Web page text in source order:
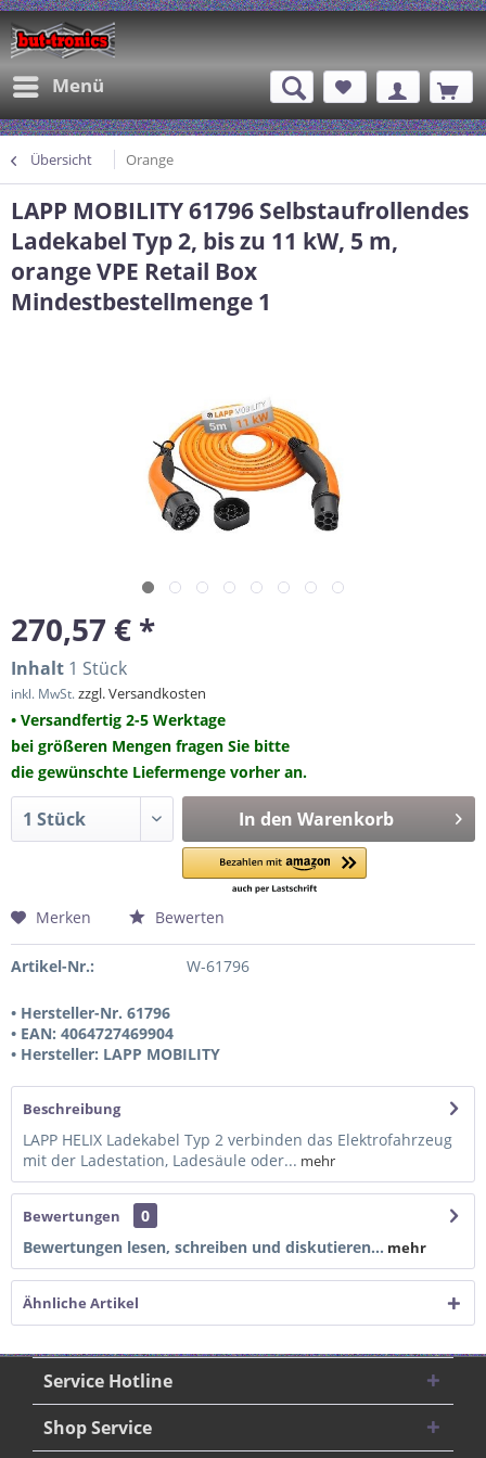
Menü
Übersicht Orange
LAPP MOBILITY 61796 Selbstaufrollendes
Ladekabel Typ 2, bis zu 11 kW, 5 m,
orange VPE Retail Box
Mindestbestellmenge 1
270,57 € *
Inhalt 1 Stück
inkl. MwSt.zzgl. Versandkosten
• Versandfertig 2-5 Werktage
bei größeren Mengen fragen Sie bitte
die gewünschte Liefermenge vorher an.
In den Warenkorb
Merken Bewerten
Artikel-Nr.: W-61796
• Hersteller-Nr. 61796
• EAN: 4064727469904
• Hersteller: LAPP MOBILITY
Beschreibung
LAPP HELIX Ladekabel Typ 2 verbinden das Elektrofahrzeug
mit der Ladestation, Ladesäule oder... mehr
Bewertungen
0
Bewertungen lesen, schreiben und diskutieren... mehr
Ähnliche Artikel
Service Hotline
Shop Service